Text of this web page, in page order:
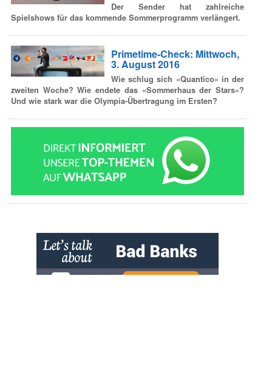
Der Sender hat zahlreiche
Spielshows für das kommende Sommerprogramm verlängert.
Primetime-Check: Mittwoch,
3. August 2016
Wie schlug sich «Quantico» in der
zweiten Woche? Wie endete das «Sommerhaus der Stars»?
Und wie stark war die Olympia-Übertragung im Ersten?